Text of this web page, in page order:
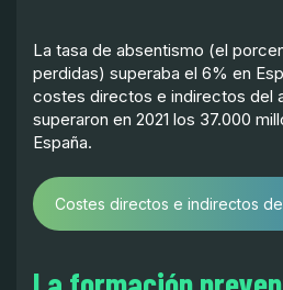
La tasa de absentismo (el
perdidas) superaba el 6% en
costes directos e indirectos del
superaron en 2021 los 37.000
España.
Costes directos e indirectos